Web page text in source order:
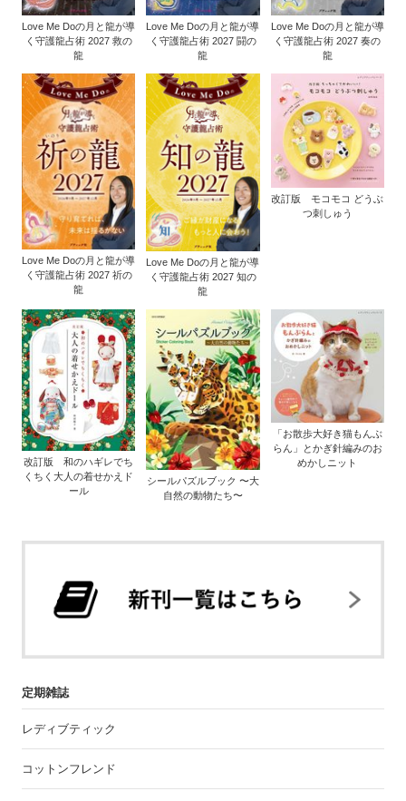
Love Me Doの月と龍が導
く守護龍占術 2027 救の
龍
Love Me Doの月と龍が導
く守護龍占術 2027 闘の
龍
Love Me Doの月と龍が導
く守護龍占術 2027 奏の
龍
Love Me Doの月と龍が導
く守護龍占術 2027 祈の
龍
Love Me Doの月と龍が導
く守護龍占術 2027 知の
龍
改訂版 モコモコ どうぶ
つ刺しゅう
改訂版 和のハギレでち
くちく大人の着せかえド
ール
シールパズルブック 〜大
自然の動物たち〜
「お散歩大好き猫もんぶ
らん」とかぎ針編みのお
めかしニット
定期雑誌
レディブティック
コットンフレンド